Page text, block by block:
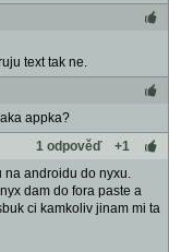
text tak ne.
appka?
1 odpověď
+1
na androidu do nyxu.
dam do fora paste a
ci kamkoliv jinam mi ta